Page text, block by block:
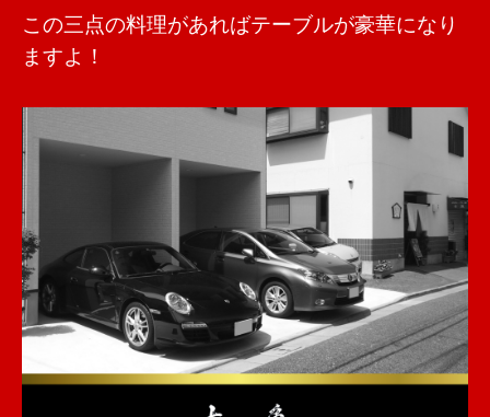
この三点の料理があればテーブルが豪華になり
ますよ！